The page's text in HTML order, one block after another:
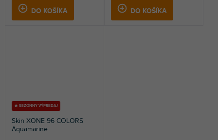
DO KOŠÍKA DO KOŠÍKA
🔥 SEZÓNNY VÝPREDAJ
Skin XONE 96 COLORS
Aquamarine